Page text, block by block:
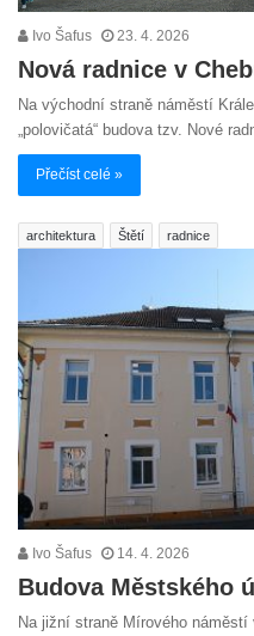
Ivo Šafus 23. 4. 2026
Nová radnice v
Na východní straně náměstí
„polovičatá“ budova tzv. Nové
Přečíst celé »
architektura Štětí radnice
Ivo Šafus 14. 4. 2026
Budova Městského
Na jižní straně Mírového